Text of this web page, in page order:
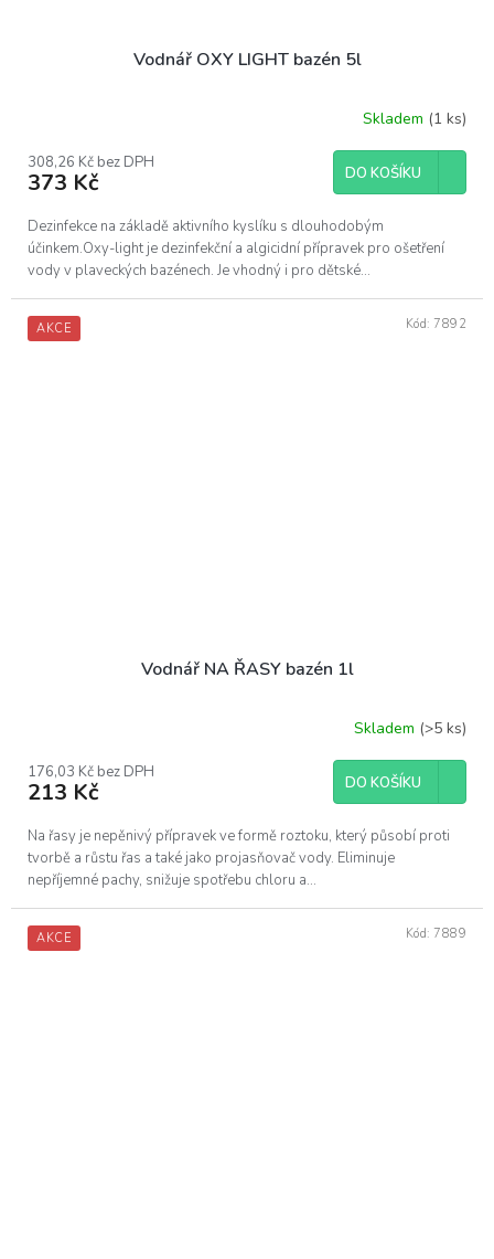
Vodnář OXY LIGHT bazén 5l
Skladem (1 ks)
308,26 Kč bez DPH
373 Kč DO KOŠÍKU
Dezinfekce na základě aktivního kyslíku s dlouhodobým
účinkem.Oxy-light je dezinfekční a algicidní přípravek pro ošetření
vody v plaveckých bazénech. Je vhodný i pro dětské...
AKCE
Vodnář NA ŘASY bazén 1l
Skladem (>5 ks)
176,03 Kč bez DPH
213 Kč DO KOŠÍKU
Na řasy je nepěnivý přípravek ve formě roztoku, který působí proti
tvorbě a růstu řas a také jako projasňovač vody. Eliminuje
nepříjemné pachy, snižuje spotřebu chloru a...
Kód: 7892
AKCE Kód: 7889